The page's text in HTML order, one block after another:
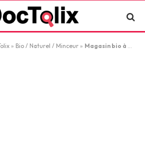
» Bio / Naturel / Minceur » Magasin bio à Niort : où trouver des produits sains et de qualité ?